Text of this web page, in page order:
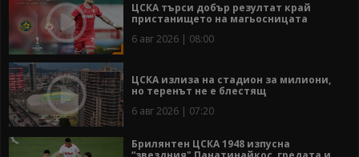
ЦСКА търси добър резултат край
пристанището на магьосницата
6 авг 2026 | 08:00
ЦСКА излиза на стадион за милиони,
но теренът не е блестящ
6 авг 2026 | 07:20
Брилянтен ЦСКА 1948 изпусна